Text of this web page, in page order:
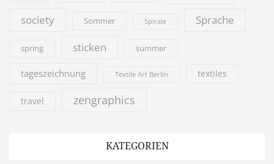
society Sommer Spirale Sprache
spring sticken summer
tageszeichnung Textile Art Berlin textiles
travel zengraphics
KATEGORIEN